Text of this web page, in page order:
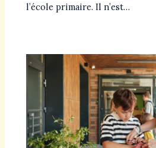
l’école primaire. Il n’est…